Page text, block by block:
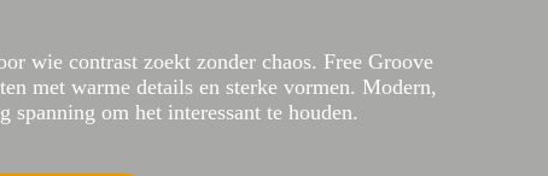
wie contrast zoekt zonder chaos. Free Groove
met warme details en sterke vormen. Modern,
spanning om het interessant te houden.